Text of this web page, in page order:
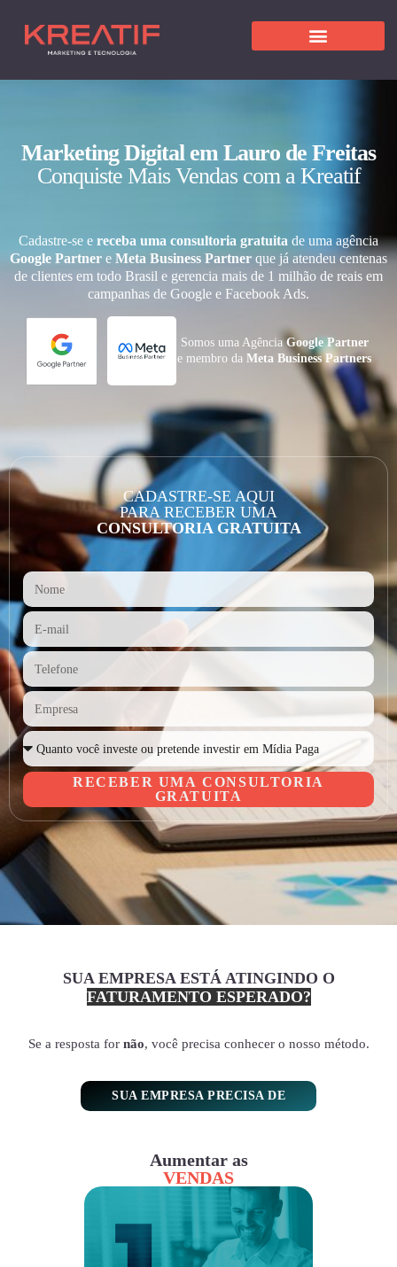
Marketing Digital em Lauro de Freitas
Conquiste Mais Vendas com a Kreatif
Cadastre-se e receba uma consultoria gratuita de uma agência
Google Partner e Meta Business Partner que já atendeu centenas
de clientes em todo Brasil e gerencia mais de 1 milhão de reais em
campanhas de Google e Facebook Ads.
Somos uma AgênciaGoogle Partner
e membro daMeta Business Partners
CADASTRE-SE AQUI
PARA RECEBER UMA
CONSULTORIA GRATUITA
RECEBER UMA CONSULTORIA
GRATUITA
SUA EMPRESA ESTÁ ATINGINDO O
FATURAMENTO ESPERADO?
Se a resposta for não, você precisa conhecer o nosso método.
SUA EMPRESA PRECISA DE
Aumentar as
VENDAS